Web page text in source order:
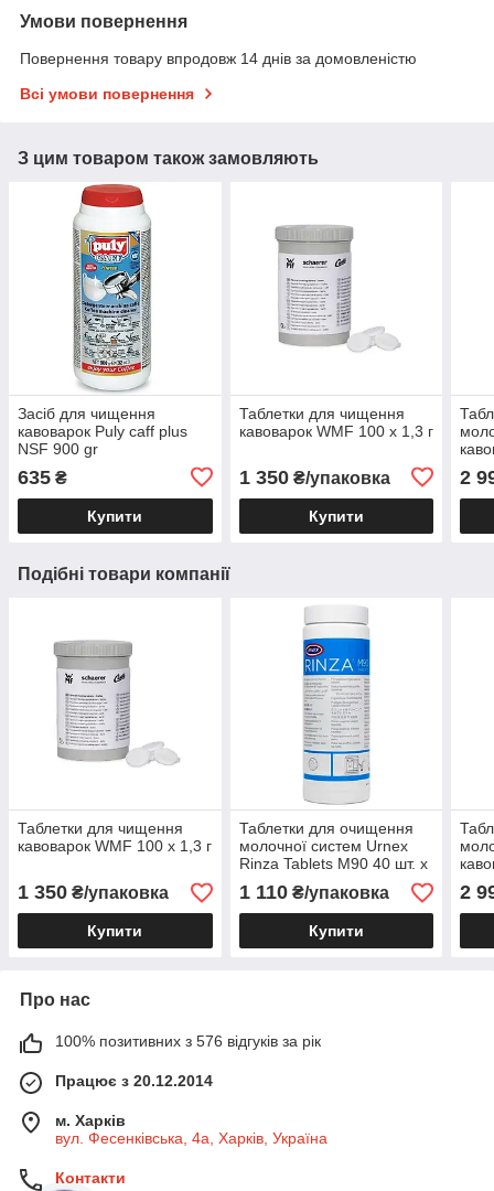
Умови повернення
Повернення товару впродовж 14 днів за домовленістю
Всі умови повернення
З цим товаром також замовляють
Засіб для чищення
кавоварок Puly caff plus
NSF 900 gr
635 ₴
Купити
Таблетки для чищення
кавоварок WMF 100 x 1,3 г
1 350₴/упаковка
Купити
2
Подібні товари компанії
Таблетки для чищення
кавоварок WMF 100 x 1,3 г
1 350 ₴/упаковка
Купити
Таблетки для очищення
молочної систем Urnex
Rinza Tablets M90 40 шт. х
10 г.
1 110₴/упаковка
Купити
2
Про нас
100% позитивних з 576 відгуків за рік
Працює з 20.12.2014
м. Харків
вул. Фесенківська, 4а, Харків, Україна
Контакти